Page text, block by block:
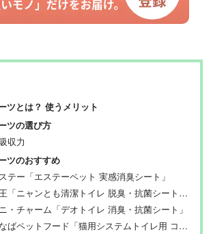
ツとは？ 使うメリット
ツの選び方
収力
ツのおすすめ
テー「エステーペット 実感消臭シート」
ニャンとも清潔トイレ 脱臭・抗菌シート 超快デオプレミアム」
・チャーム「デオトイレ 消臭・抗菌シート」
ペットフード「猫用システムトイレ用 コージーライフ シート」